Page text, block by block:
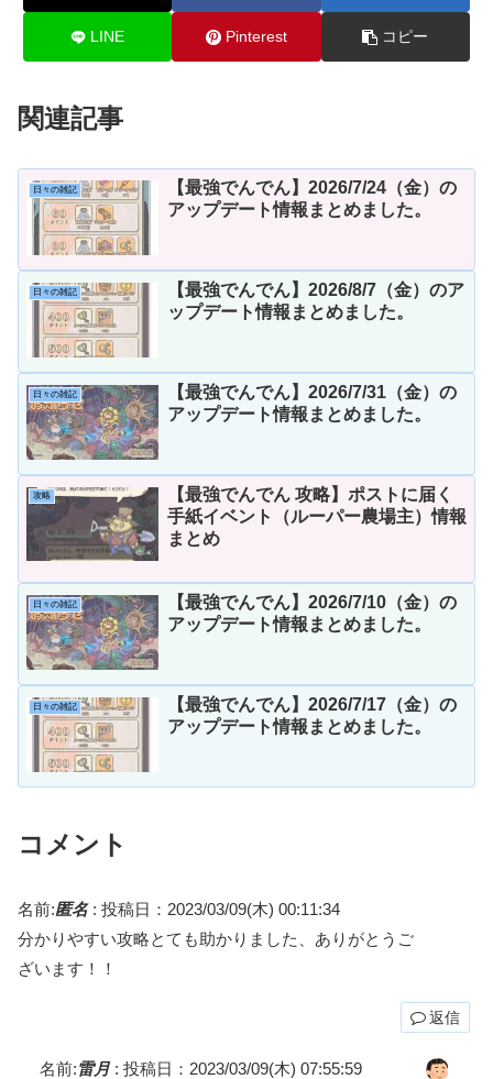
LINE Pinterest コピー
関連記事
日々の雑記
【最強でんでん】2026/7/24（金）の
アップデート情報まとめました。
日々の雑記
【最強でんでん】2026/8/7（金）のア
ップデート情報まとめました。
日々の雑記
【最強でんでん】2026/7/31（金）の
アップデート情報まとめました。
攻略
【最強でんでん 攻略】ポストに届く
手紙イベント（ルーパー農場主）情報
まとめ
日々の雑記
【最強でんでん】2026/7/10（金）の
アップデート情報まとめました。
日々の雑記
【最強でんでん】2026/7/17（金）の
アップデート情報まとめました。
コメント
名前:匿名: 投稿日：2023/03/09(木) 00:11:34
分かりやすい攻略とても助かりました、ありがとうご
ざいます！！
返信
名前:雷月 : 投稿日：2023/03/09(木) 07:55:59